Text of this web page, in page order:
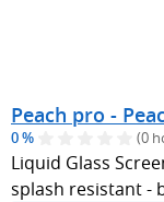
Peach pro -
0 % (0
Liquid Glass
splash resistant -